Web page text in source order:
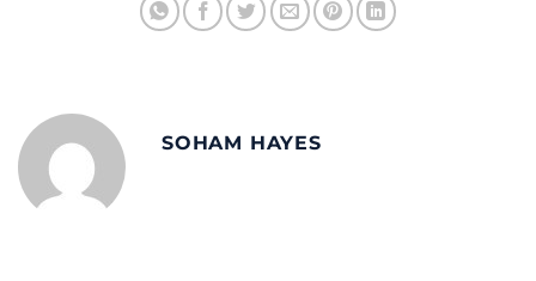
SOHAM HAYES